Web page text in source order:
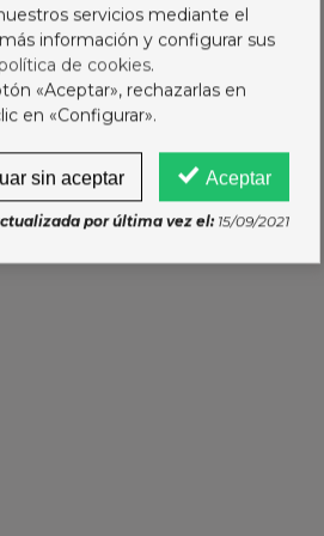
servicios mediante el
información y configurar sus
de cookies.
«Aceptar», rechazarlas en
en «Configurar».
Aceptar
sin aceptar
por última vez el:15/09/2021